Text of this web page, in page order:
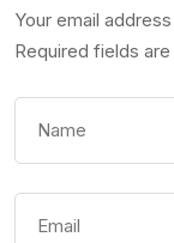
Your email
Required fields